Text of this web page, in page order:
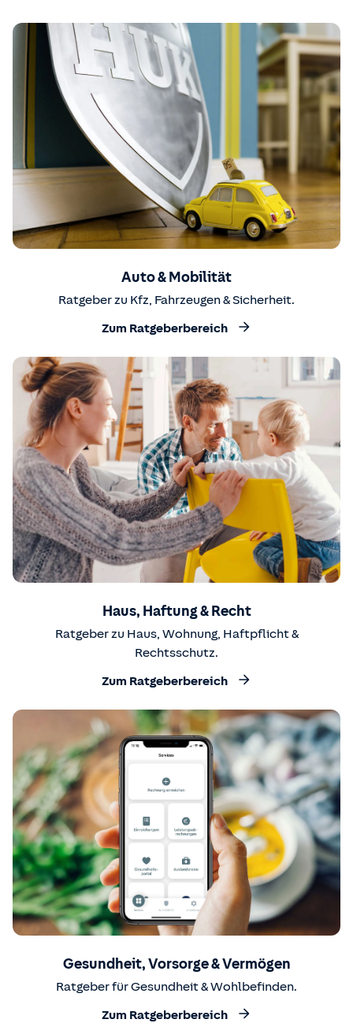
Auto & Mobilität
Ratgeber zu Kfz, Fahrzeugen & Sicherheit.
Zum Ratgeberbereich
Haus, Haftung & Recht
Ratgeber zu Haus, Wohnung, Haftpflicht &
Rechtsschutz.
Zum Ratgeberbereich
Gesundheit, Vorsorge & Vermögen
Ratgeber für Gesundheit & Wohlbefinden.
Zum Ratgeberbereich